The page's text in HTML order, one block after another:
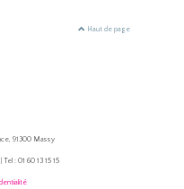
Haut de page
91300 Massy
Tel : 01 60 13 15 15